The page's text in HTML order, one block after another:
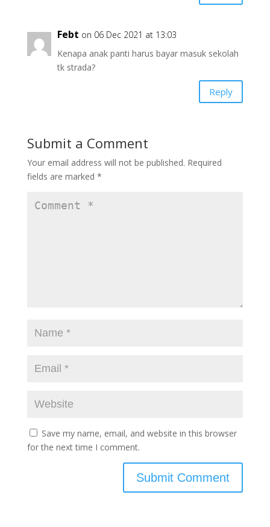
Febt on 06 Dec 2021 at 13:03
Kenapa anak panti harus bayar masuk sekolah
tk strada?
Reply
Submit a Comment
Your email address will not be published. Required
fields are marked *
Save my name, email, and website in this browser
for the next time I comment.